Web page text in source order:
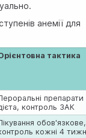
анемії для
тактика
препарати
контроль ЗАК
обов'язкове,
кожні 4